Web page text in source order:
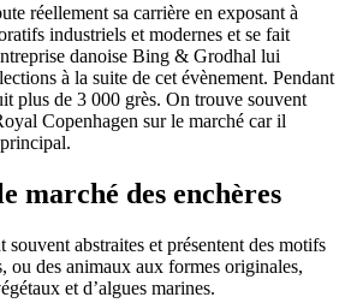
réellement sa carrière en exposant à
industriels et modernes et se fait
danoise Bing & Grodhal lui
à la suite de cet évènement. Pendant
plus de 3 000 grès. On trouve souvent
Copenhagen sur le marché car il
marché des enchères
abstraites et présentent des motifs
ou des animaux aux formes originales,
et d’algues marines.